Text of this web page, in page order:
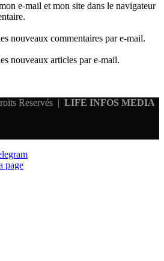
e-mail et mon site dans le navigateur
nouveaux commentaires par e-mail.
nouveaux articles par e-mail.
Reservés | LIFE INFOS MEDIA
page